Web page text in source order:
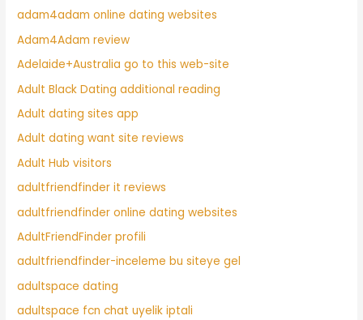
adam4adam online dating websites
Adam4Adam review
Adelaide+Australia go to this web-site
Adult Black Dating additional reading
Adult dating sites app
Adult dating want site reviews
Adult Hub visitors
adultfriendfinder it reviews
adultfriendfinder online dating websites
AdultFriendFinder profili
adultfriendfinder-inceleme bu siteye gel
adultspace dating
adultspace fcn chat uyelik iptali